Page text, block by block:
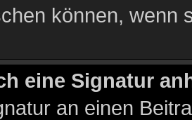
können, wenn
eine Signatur
an einen